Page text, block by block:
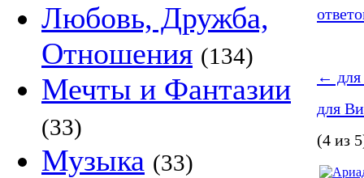
Любовь, Дружба,
Отношения (134)
Мечты и Фантазии
(33)
Музыка (33)
←
для
(4 из